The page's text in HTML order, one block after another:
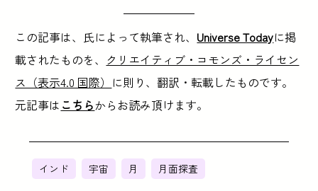
この記事は、氏によって執筆され、 Universe Todayに掲
載されたものを、 クリエイティブ・コモンズ・ライセン
ス（表示4.0 国際） に則り、翻訳・転載したものです。
元記事は こちらからお読み頂けます。
インド 宇宙 月 月面探査